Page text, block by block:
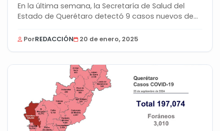
En la última semana, la Secretaría de Salud del
Estado de Querétaro detectó 9 casos nuevos de...
PorREDACCIÓN 20 de enero, 2025